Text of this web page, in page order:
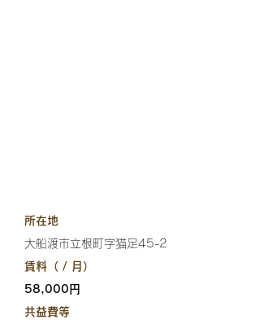
所在地
大船渡市立根町字猫足45-2
賃料（ / 月）
58,000円
共益費等